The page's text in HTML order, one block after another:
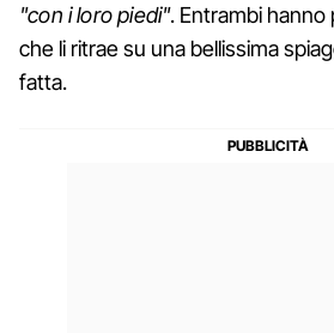
"con i loro piedi". Entrambi
che li ritrae su una bellissima
fatta.